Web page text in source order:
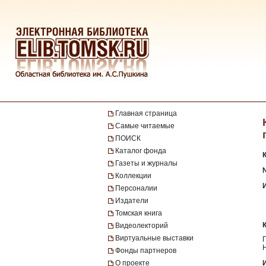
Главная страница
Самые читаемые
ПОИСК
Каталог фонда
Газеты и журналы
Коллекции
Персоналии
Издатели
Томская книга
Видеолекторий
Виртуальные выставки
Фонды партнеров
О проекте